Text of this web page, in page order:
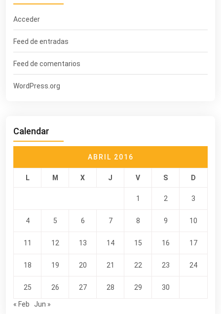
Acceder
Feed de entradas
Feed de comentarios
WordPress.org
Calendar
ABRIL 2016
L M X J V S D
1 2 3
4 5 6 7 8 9 10
11 12 13 14 15 16 17
18 19 20 21 22 23 24
25 26 27 28 29 30
« Feb Jun »